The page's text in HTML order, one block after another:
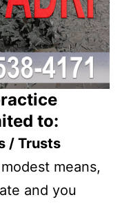
to:
/ Trusts
means,
and you